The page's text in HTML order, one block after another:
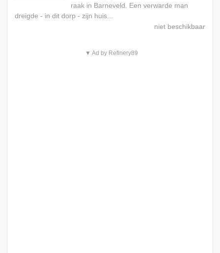
raak in Barneveld. Een verwarde man
dreigde - in dit dorp - zijn huis...
▼ Ad by Refinery89